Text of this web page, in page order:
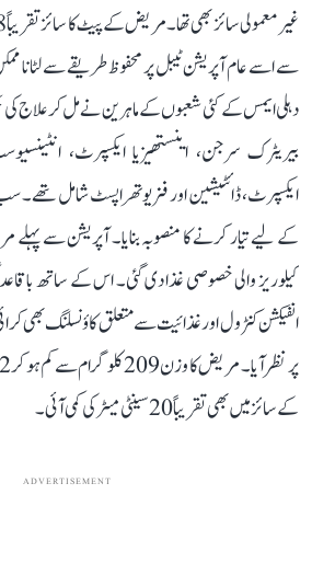
سے اسے عام آپریشن ٹیبل پر محفوظ طریقے سے لٹانا
دہلی ایمس کے کئی شعبوں کے ماہرین نے مل کر علاج کی
بیریٹرک سرجن، اینستھیزیا ایکسپرٹ،
ایکسپرٹ، ڈائٹیشین اور فزیوتھراپسٹ شامل
کیلوریز والی خصوصی غذا دی گئی۔ اس کے ساتھ
انفیکشن کنٹرول اور غذائیت سے متعلق کاؤنسلنگ بھی
کے سائز میں بھی تقریباً 20 سینٹی میٹر کی کمی آئی۔
ADVERTISEMENT